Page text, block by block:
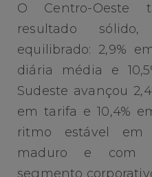
O Centro-Oeste
resultado
equilibrado: 2,9%
diária média e
Sudeste avançou
em tarifa e 10,4%
ritmo estável
maduro e com
segmento